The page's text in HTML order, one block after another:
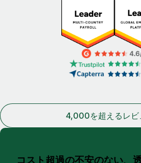
4,000を超えるレビ
コスト超過の不安のない、